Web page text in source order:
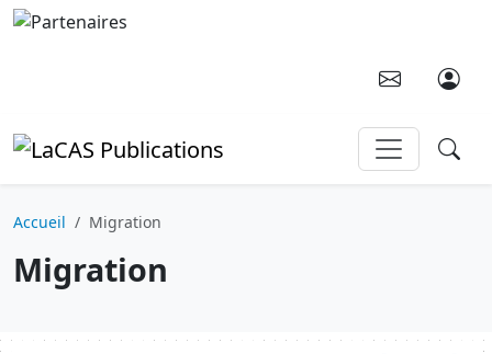
Aller au contenu principal
Accueil Migration
Migration